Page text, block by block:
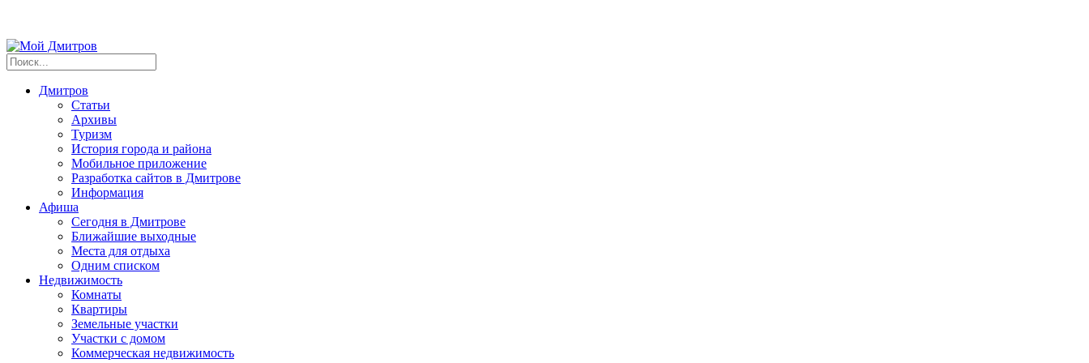
Дмитров
Статьи
Архивы
Туризм
История города и района
Мобильное приложение
Разработка сайтов в Дмитрове
Информация
Афиша
Сегодня в Дмитрове
Ближайшие выходные
Места для отдыха
Одним списком
Недвижимость
Комнаты
Квартиры
Земельные участки
Участки с домом
Коммерческая недвижимость